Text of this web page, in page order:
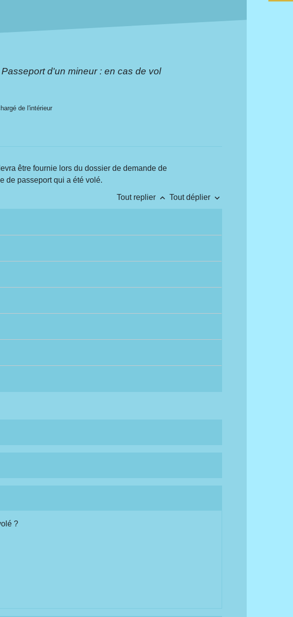
Passeport d'un mineur : en cas de vol
de l'intérieur
être fournie lors du dossier de demande de
de passeport qui a été volé.
Tout replier keyboard_arrow_up Tout déplier keyboard_arrow_down
?